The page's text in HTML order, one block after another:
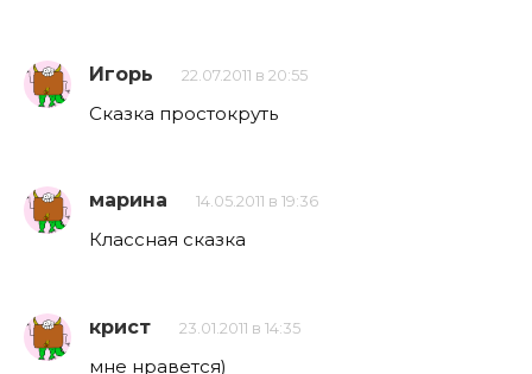
Игорь 22.07.2011 в 20:55
Сказка простокруть
марина 14.05.2011 в 19:36
Классная сказка
крист 23.01.2011 в 14:35
мне нравется)